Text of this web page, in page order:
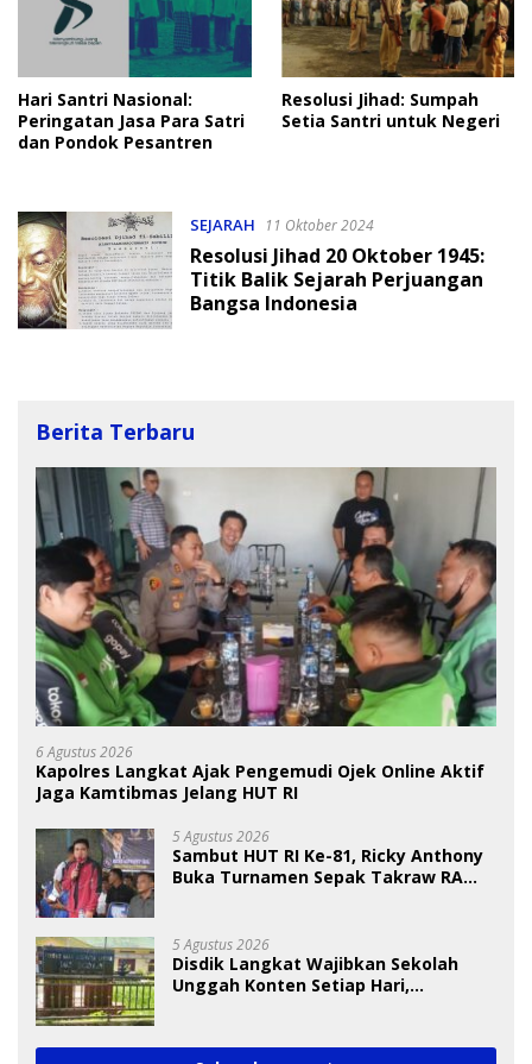
Hari Santri Nasional:
Peringatan Jasa Para Satri
dan Pondok Pesantren
Resolusi Jihad: Sumpah
Setia Santri untuk Negeri
SEJARAH 11 Oktober 2024
Resolusi Jihad 20 Oktober 1945:
Titik Balik Sejarah Perjuangan
Bangsa Indonesia
Berita Terbaru
6 Agustus 2026
Kapolres Langkat Ajak Pengemudi Ojek Online Aktif
Jaga Kamtibmas Jelang HUT RI
5 Agustus 2026
Sambut HUT RI Ke-81, Ricky Anthony
Buka Turnamen Sepak Takraw RA
5 Agustus 2026
Disdik Langkat Wajibkan Sekolah
Unggah Konten Setiap Hari,